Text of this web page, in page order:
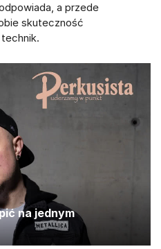
a przede
skuteczność
na jednym